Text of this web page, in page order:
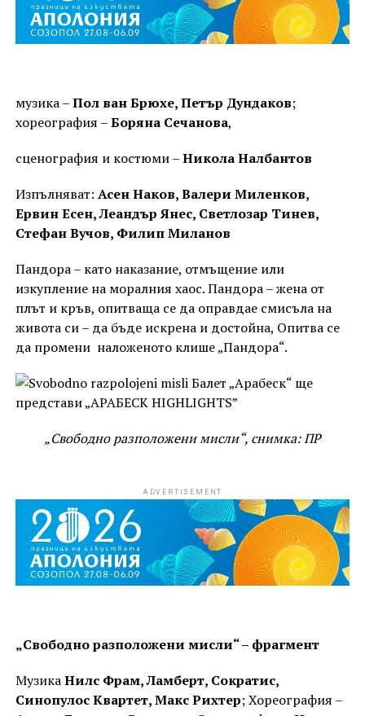
музика –Пол ван Брюхе, Петър Дундаков;
хореография –Боряна Сечанова,
сценография и костюми –Никола Налбантов
Изпълняват: Асен Наков, Валери Миленков,
Ервин Есен, Леандър Янес, Светлозар Тинев,
Стефан Вучов, Филип Миланов
Пандора – като наказание, отмъщение или
изкупление на моралния хаос. Пандора – жена от
плът и кръв, опитваща се да оправдае смисъла на
живота си – да бъде искрена и достойна, Опитва се
да промени наложеното клише „Пандора“.
„Свободно разположени мисли“, снимка: ПР
ADVERTISEMENT
„Свободно разположени мисли“ – фрагмент
МузикаНилс Фрам, Ламберт, Сократис,
Синопулос Квартет, Макс Рихтер; Хореография –